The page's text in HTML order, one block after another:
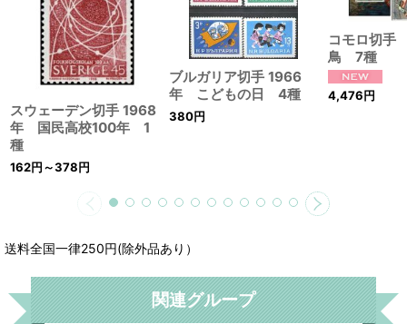
スウェーデン切手 1968
年 国民高校100年 1
種
162円～378円
ブルガリア切手 1966
年 こどもの日 4種
380円
コモロ切
鳥 7種
4,476円
送料全国一律250円(除外品あり）
関連グループ